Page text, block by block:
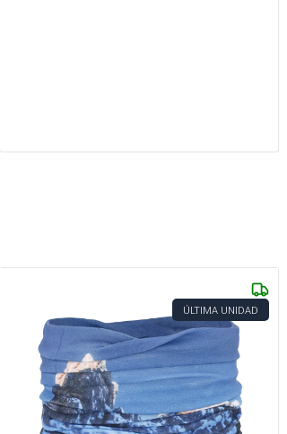
ÚLTIMA UNIDAD